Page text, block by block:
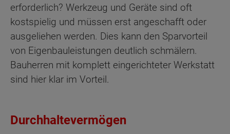
erforderlich? Werkzeug und Geräte sind oft
kostspielig und müssen erst angeschafft oder
ausgeliehen werden. Dies kann den Sparvorteil
von Eigenbauleistungen deutlich schmälern.
Bauherren mit komplett eingerichteter Werkstatt
sind hier klar im Vorteil.
Durchhaltevermögen